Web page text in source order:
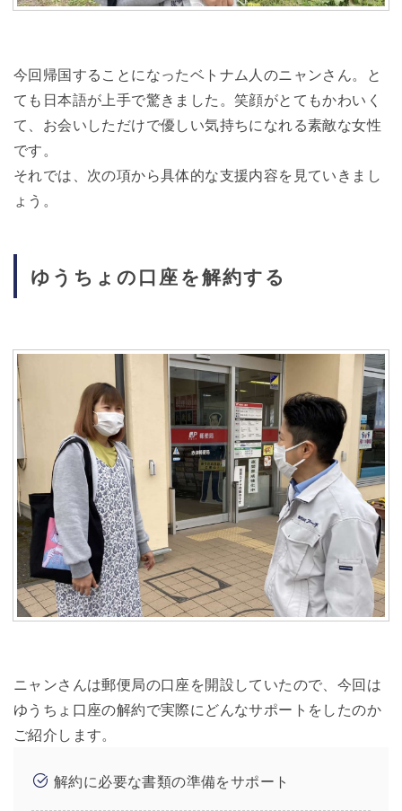
今回帰国することになったベトナム人のニャンさん。と
ても日本語が上手で驚きました。笑顔がとてもかわいく
て、お会いしただけで優しい気持ちになれる素敵な女性
です。
それでは、次の項から具体的な支援内容を見ていきまし
ょう。
ゆうちょの口座を解約する
ニャンさんは郵便局の口座を開設していたので、今回は
ゆうちょ口座の解約で実際にどんなサポートをしたのか
ご紹介します。
解約に必要な書類の準備をサポート